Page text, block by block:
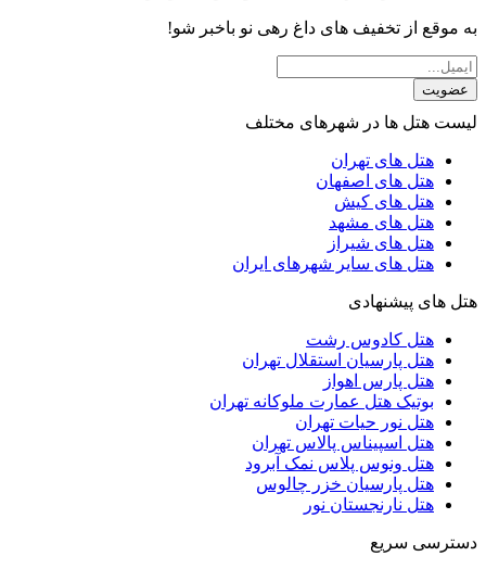
به موقع از تخفیف های داغ رهی نو باخبر شو!
عضویت
لیست هتل ها در شهرهای مختلف
هتل های تهران
هتل های اصفهان
هتل های کیش
هتل های مشهد
هتل های شیراز
هتل های سایر شهرهای ایران
هتل های پیشنهادی
هتل کادوس رشت
هتل پارسیان استقلال تهران
هتل پارس اهواز
بوتیک هتل عمارت ملوکانه تهران
هتل نور حیات تهران
هتل اسپیناس پالاس تهران
هتل ونوس پلاس نمک آبرود
هتل پارسیان خزر چالوس
هتل نارنجستان نور
دسترسی سریع